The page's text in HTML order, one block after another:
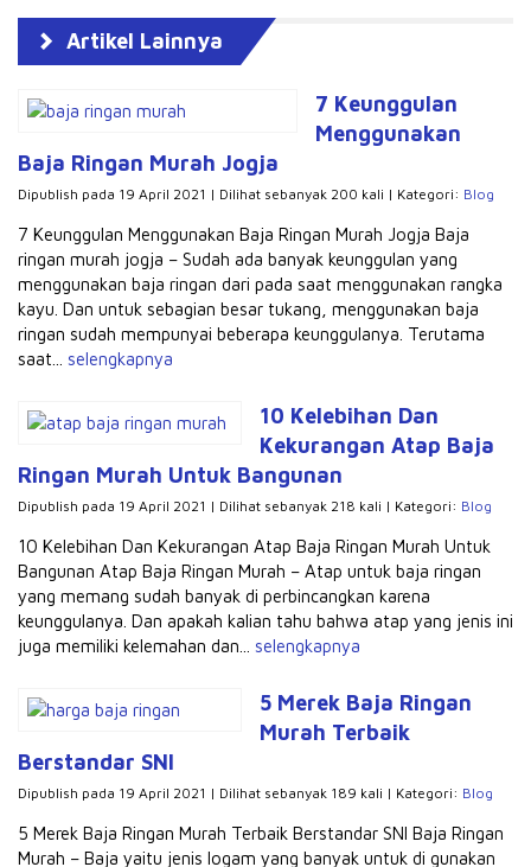
Artikel Lainnya
7 Keunggulan
Menggunakan
Baja Ringan Murah Jogja
Dipublish pada 19 April 2021 | Dilihat sebanyak 200 kali | Kategori: Blog
7 Keunggulan Menggunakan Baja Ringan Murah Jogja Baja
ringan murah jogja – Sudah ada banyak keunggulan yang
menggunakan baja ringan dari pada saat menggunakan rangka
kayu. Dan untuk sebagian besar tukang, menggunakan baja
ringan sudah mempunyai beberapa keunggulanya. Terutama
saat... selengkapnya
10 Kelebihan Dan
Kekurangan Atap Baja
Ringan Murah Untuk Bangunan
Dipublish pada 19 April 2021 | Dilihat sebanyak 218 kali | Kategori: Blog
10 Kelebihan Dan Kekurangan Atap Baja Ringan Murah Untuk
Bangunan Atap Baja Ringan Murah – Atap untuk baja ringan
yang memang sudah banyak di perbincangkan karena
keunggulanya. Dan apakah kalian tahu bahwa atap yang jenis ini
juga memiliki kelemahan dan... selengkapnya
5 Merek Baja Ringan
Murah Terbaik
Berstandar SNI
Dipublish pada 19 April 2021 | Dilihat sebanyak 189 kali | Kategori: Blog
5 Merek Baja Ringan Murah Terbaik Berstandar SNI Baja Ringan
Murah – Baja yaitu jenis logam yang banyak untuk di gunakan